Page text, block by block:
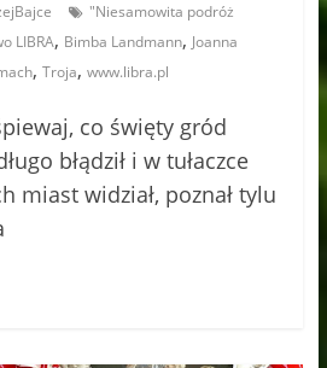
"Niesamowita podróż
LIBRA, Bimba Landmann, Joanna
, Troja, www.libra.pl
co święty gród
błądził i w tułaczce
miast widział, poznał tylu